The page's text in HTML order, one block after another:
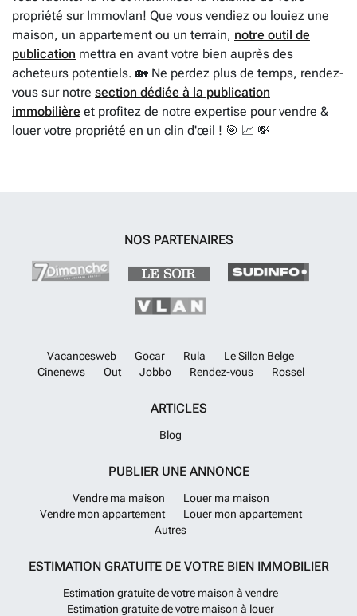
propriété sur Immovlan! Que vous vendiez ou louiez une
maison, un appartement ou un terrain, notre outil de
publication mettra en avant votre bien auprès des
acheteurs potentiels. 🏡 Ne perdez plus de temps, rendez-
vous sur notre section dédiée à la publication
immobilière et profitez de notre expertise pour vendre &
louer votre propriété en un clin d'œil ! 🎯 📈 💸
NOS PARTENAIRES
Vacancesweb Gocar Rula
Le Sillon Belge
Cinenews
Out Jobbo Rendez-vous Rossel
ARTICLES
Blog
PUBLIER UNE ANNONCE
Vendre ma maison
Louer ma maison
Vendre mon appartement
Louer mon appartement
Autres
ESTIMATION GRATUITE DE VOTRE BIEN IMMOBILIER
Estimation gratuite de votre maison à vendre
Estimation gratuite de votre maison à louer